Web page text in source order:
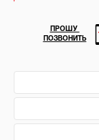
ПРОШУ
ПОЗВОНИТЬ